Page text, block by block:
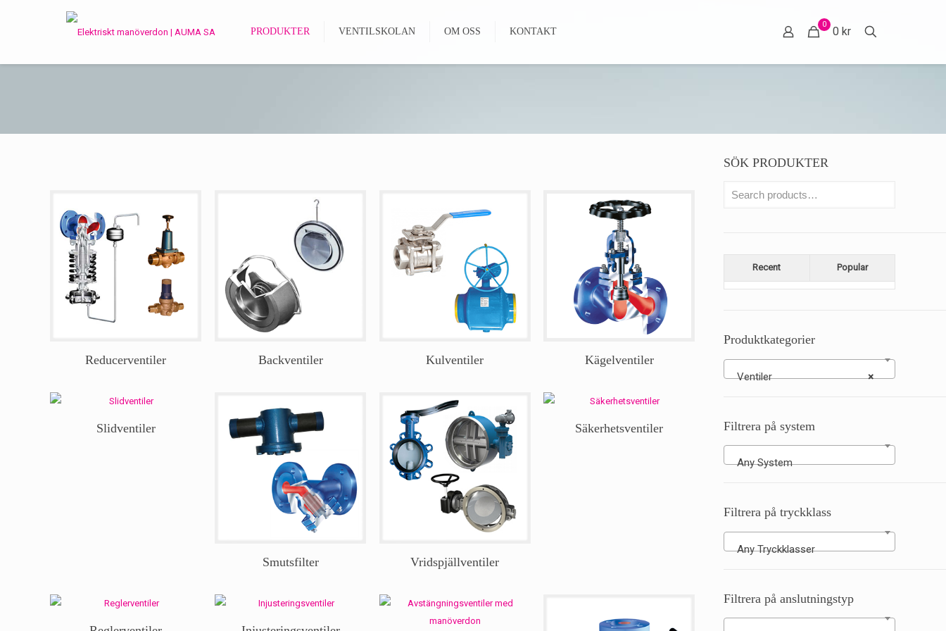
PRODUKTER VENTILSKOLAN OM OSS KONTAKT
0
0 kr
Reducerventiler Backventiler Kulventiler Kägelventiler
Slidventiler
Smutsfilter Vridspjällventiler
Säkerhetsventiler
SÖK PRODUKTER
Recent Popular
Produktkategorier
×
Ventiler
Filtrera på system
Any System
Filtrera på tryckklass
Any Tryckklasser
Filtrera på anslutningstyp